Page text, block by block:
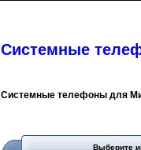
Системные
Системные телефоны для
Выберите